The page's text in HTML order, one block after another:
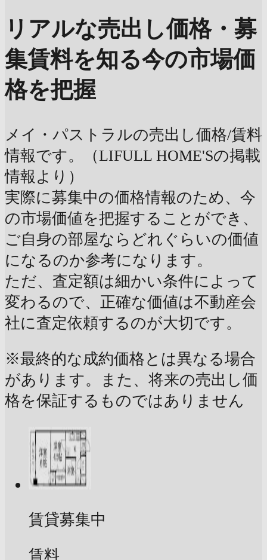
リアルな売出し価格・募
集賃料を知る今の市場価
格を把握
メイ・パストラルの売出し価格/賃料
情報です。（LIFULL HOME'Sの掲載
情報より）
実際に募集中の価格情報のため、今
の市場価値を把握することができ、
ご自身の部屋ならどれぐらいの価値
になるのか参考になります。
ただ、査定額は細かい条件によって
変わるので、正確な価値は不動産会
社に査定依頼するのが大切です。
※最終的な成約価格とは異なる場合
があります。また、将来の売出し価
格を保証するものではありません
賃貸募集中
賃料